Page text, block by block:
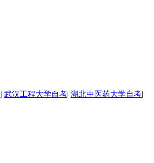
| 武汉工程大学自考| 湖北中医药大学自考|